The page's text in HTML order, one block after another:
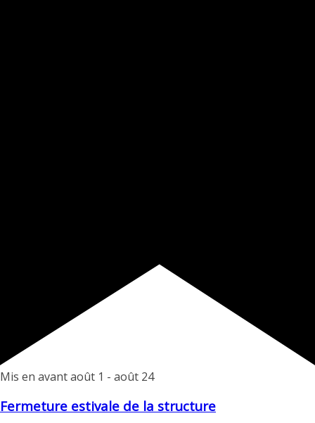
Mis en avantaoût 1 - août 24
Fermeture estivale de la structure